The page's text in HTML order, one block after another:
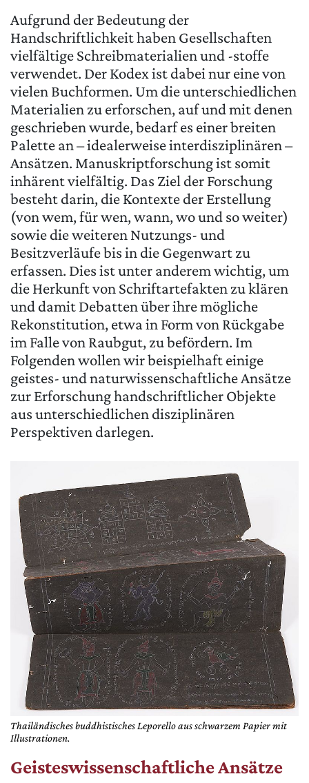
Aufgrund der Bedeutung der
Handschriftlichkeit haben Gesellschaften
vielfältige Schreibmaterialien und -stoffe
verwendet. Der Kodex ist dabei nur eine von
vielen Buchformen. Um die unterschiedlichen
Materialien zu erforschen, auf und mit denen
geschrieben wurde, bedarf es einer breiten
Palette an – idealerweise interdisziplinären –
Ansätzen. Manuskriptforschung ist somit
inhärent vielfältig. Das Ziel der Forschung
besteht darin, die Kontexte der Erstellung
(von wem, für wen, wann, wo und so weiter)
sowie die weiteren Nutzungs- und
Besitzverläufe bis in die Gegenwart zu
erfassen. Dies ist unter anderem wichtig, um
die Herkunft von Schriftartefakten zu klären
und damit Debatten über ihre mögliche
Rekonstitution, etwa in Form von Rückgabe
im Falle von Raubgut, zu befördern. Im
Folgenden wollen wir beispielhaft einige
geistes- und naturwissenschaftliche Ansätze
zur Erforschung handschriftlicher Objekte
aus unterschiedlichen disziplinären
Perspektiven darlegen.
Thailändisches buddhistisches Leporello aus schwarzem Papier mit
Illustrationen.
Geisteswissenschaftliche Ansätze